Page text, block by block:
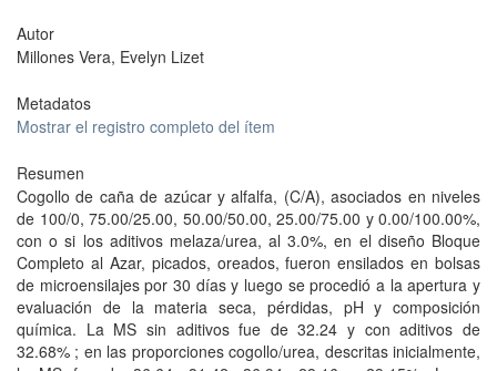
Autor
Millones Vera, Evelyn Lizet
Metadatos
Mostrar el registro completo del ítem
Resumen
Cogollo de caña de azúcar y alfalfa, (C/A), asociados en niveles
de 100/0, 75.00/25.00, 50.00/50.00, 25.00/75.00 y 0.00/100.00%,
con o si los aditivos melaza/urea, al 3.0%, en el diseño Bloque
Completo al Azar, picados, oreados, fueron ensilados en bolsas
de microensilajes por 30 días y luego se procedió a la apertura y
evaluación de la materia seca, pérdidas, pH y composición
química. La MS sin aditivos fue de 32.24 y con aditivos de
32.68% ; en las proporciones cogollo/urea, descritas inicialmente,